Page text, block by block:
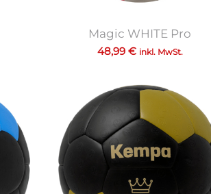
Magic WHITE Pro
48,99 € inkl. MwSt.